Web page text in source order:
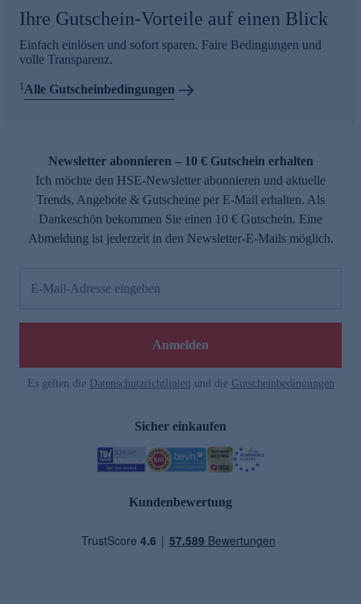
Ihre Gutschein-Vorteile auf einen Blick
Einfach einlösen und sofort sparen. Faire Bedingungen und
volle Transparenz.
1Alle Gutscheinbedingungen
Newsletter abonnieren – 10 € Gutschein erhalten
Ich möchte den HSE-Newsletter abonnieren und aktuelle
Trends, Angebote & Gutscheine per E-Mail erhalten. Als
Dankeschön bekommen Sie einen 10 € Gutschein. Eine
Abmeldung ist jederzeit in den Newsletter-E-Mails möglich.
E-Mail-Adresse eingeben
Anmelden
Es gelten die Datenschutzrichtlinien und die Gutscheinbedingungen
Sicher einkaufen
Kundenbewertung